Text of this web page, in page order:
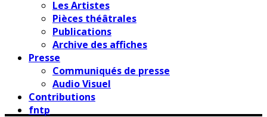
Les Artistes
Pièces théâtrales
Publications
Archive des affiches
Presse
Communiqués de presse
Audio Visuel
Contributions
fntp